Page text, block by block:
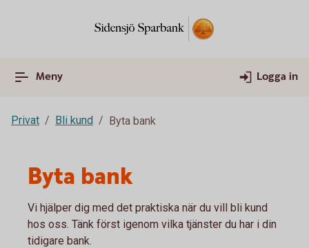
Meny Logga in
Privat Bli kund Byta bank
Byta bank
Vi hjälper dig med det praktiska när du vill bli kund
hos oss. Tänk först igenom vilka tjänster du har i din
tidigare bank.